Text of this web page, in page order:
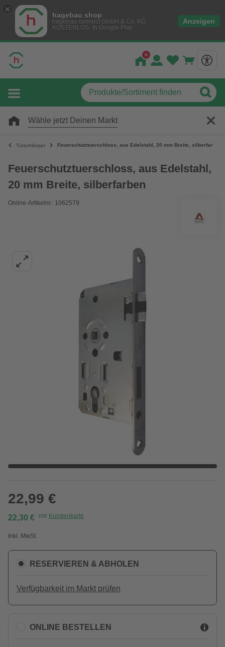
hagebau shop
hagebau connect GmbH & Co. KG
KOSTENLOS- In Google Play
Anzeigen
Wähle jetzt Deinen Markt
Türschlösser Feuerschutztuerschloss, aus Edelstahl, 20 mm Breite, silberfarben
Feuerschutztuerschloss, aus Edelstahl,
20 mm Breite, silberfarben
Online-Artikelnr.: 1062579
22,99 €
22,30 € mit Kundenkarte
Inkl. MwSt.
RESERVIEREN & ABHOLEN
Verfügbarkeit im Markt prüfen
ONLINE BESTELLEN